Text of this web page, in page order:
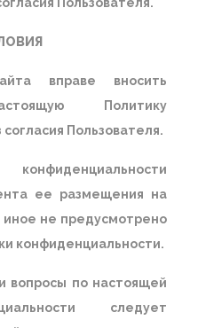
вправе вносить
Политику
Пользователя.
ее размещения на
не предусмотрено
конфиденциальности.
вопросы по настоящей
следует